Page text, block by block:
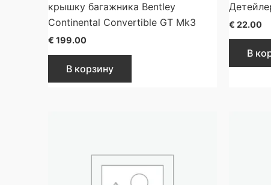
крышку багажника Bentley
Continental Convertible GT Mk3
€ 199.00
В корзину
€ 22.00
В